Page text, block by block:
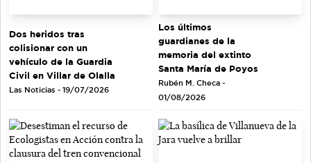
Dos heridos tras
colisionar con un
vehículo de la Guardia
Civil en Villar de Olalla
Las Noticias - 19/07/2026
Los últimos
guardianes de la
memoria del extinto
Santa María de Poyos
Rubén M. Checa -
01/08/2026